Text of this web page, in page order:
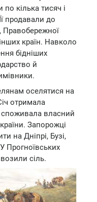
кілька тисяч і
продавали до
країн. Навколо
бідніших
й
оселятися на
отримала
споживала власний
Запорожці
на Дніпрі, Бузі,
Прогноївських
сіль.